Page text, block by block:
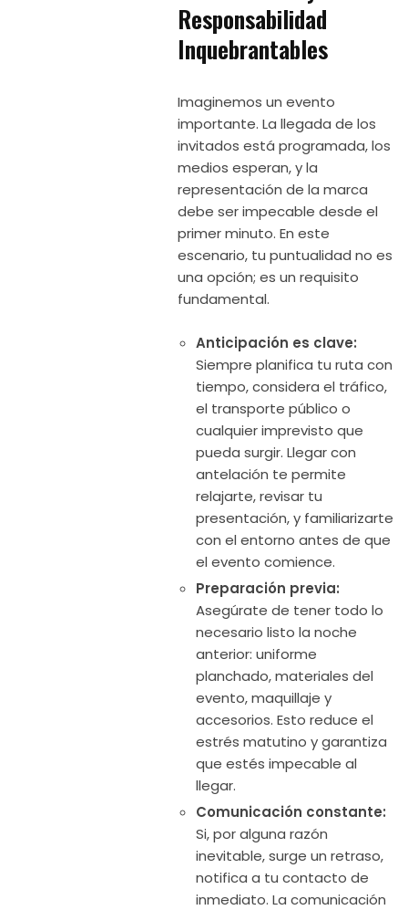
Responsabilidad
Inquebrantables
Imaginemos un evento
importante. La llegada de los
invitados está programada, los
medios esperan, y la
representación de la marca
debe ser impecable desde el
primer minuto. En este
escenario, tu puntualidad no es
una opción; es un requisito
fundamental.
Anticipación es clave:
Siempre planifica tu ruta con
tiempo, considera el tráfico,
el transporte público o
cualquier imprevisto que
pueda surgir. Llegar con
antelación te permite
relajarte, revisar tu
presentación, y familiarizarte
con el entorno antes de que
el evento comience.
Preparación previa:
Asegúrate de tener todo lo
necesario listo la noche
anterior: uniforme
planchado, materiales del
evento, maquillaje y
accesorios. Esto reduce el
estrés matutino y garantiza
que estés impecable al
llegar.
Comunicación constante:
Si, por alguna razón
inevitable, surge un retraso,
notifica a tu contacto de
inmediato. La comunicación